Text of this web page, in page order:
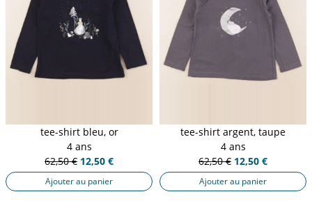
tee-shirt bleu, or
4 ans
62,50 € 12,50 €
Ajouter au panier
tee-shirt argent, taupe
4 ans
62,50 € 12,50 €
Ajouter au panier